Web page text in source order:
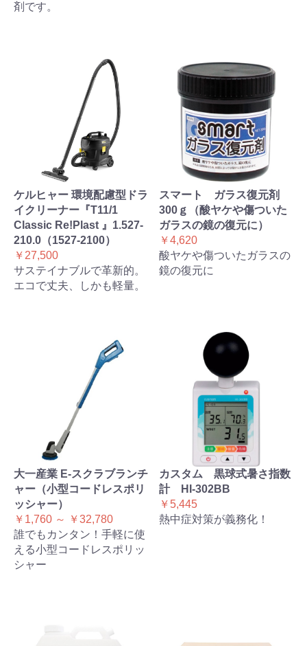
剤です。
ケルヒャー 環境配慮型ドラ
イクリーナー『T11/1
Classic Re!Plast 』1.527-
210.0（1527-2100）
￥27,500
サステイナブルで革新的。
エコで丈夫、しかも軽量。
スマート ガラス復元剤
300ｇ（酸ヤケや傷ついた
ガラスの鏡の復元に）
￥4,620
酸ヤケや傷ついたガラスの
鏡の復元に
大一産業 E-スクラブランチ
ャー（小型コードレスポリ
ッシャー）
￥1,760 ～ ￥32,780
誰でもカンタン！手軽に使
える小型コードレスポリッ
シャー
カスタム 黒球式暑さ指数
計 HI-302BB
￥5,445
熱中症対策が義務化！